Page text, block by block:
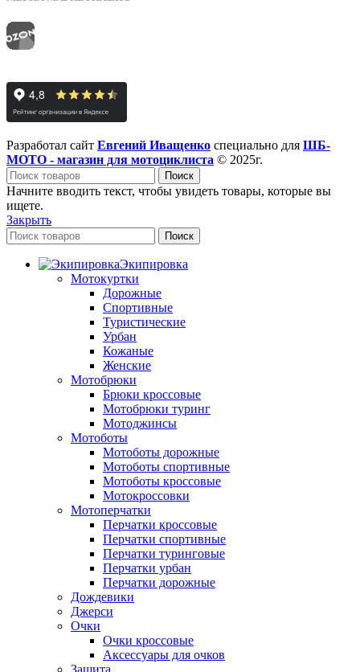
Разработал сайт Евгений Иващенко специально для ШБ-
МОТО - магазин для мотоциклиста © 2025г.
Поиск
Начните вводить текст, чтобы увидеть товары, которые вы
ищете.
Закрыть
Поиск
Экипировка
Мотокуртки
Дорожные
Спортивные
Туристические
Урбан
Кожаные
Женские
Мотобрюки
Брюки кроссовые
Мотобрюки туринг
Мотоджинсы
Мотоботы
Мотоботы дорожные
Мотоботы спортивные
Мотоботы кроссовые
Мотокроссовки
Мотоперчатки
Перчатки кроссовые
Перчатки спортивные
Перчатки туринговые
Перчатки урбан
Перчатки дорожные
Дождевики
Джерси
Очки
Очки кроссовые
Аксессуары для очков